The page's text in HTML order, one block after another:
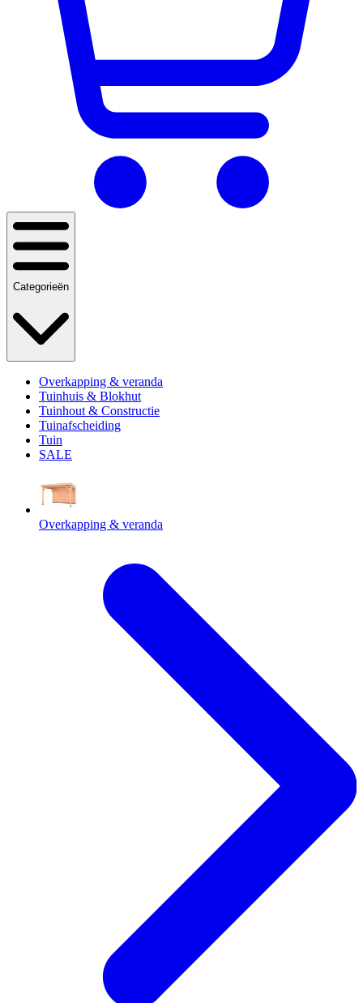
Categorieën
Overkapping & veranda
Tuinhuis & Blokhut
Tuinhout & Constructie
Tuinafscheiding
Tuin
SALE
Overkapping & veranda